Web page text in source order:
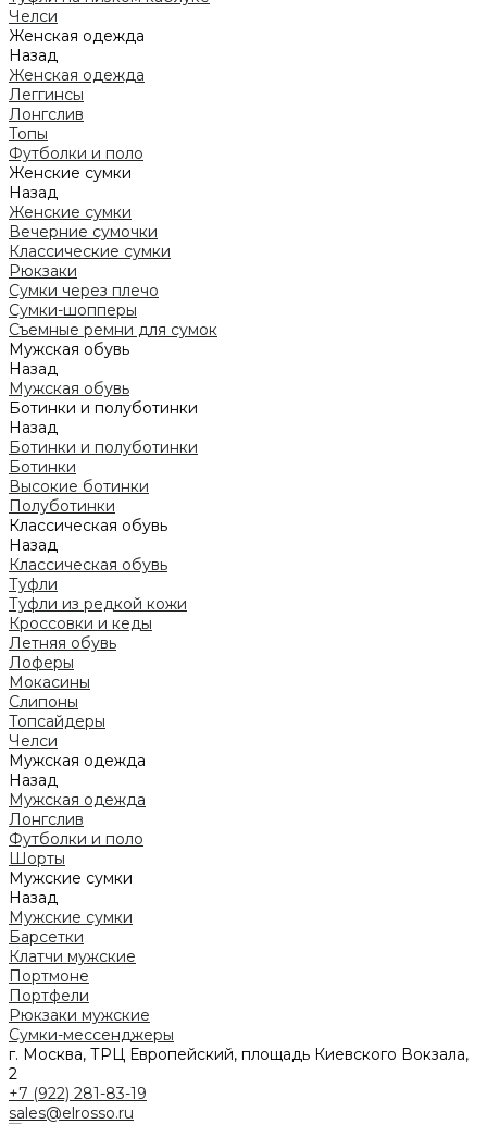
Челси
Женская одежда
Назад
Женская одежда
Леггинсы
Лонгслив
Топы
Футболки и поло
Женские сумки
Назад
Женские сумки
Вечерние сумочки
Классические сумки
Рюкзаки
Сумки через плечо
Сумки-шопперы
Съемные ремни для сумок
Мужская обувь
Назад
Мужская обувь
Ботинки и полуботинки
Назад
Ботинки и полуботинки
Ботинки
Высокие ботинки
Полуботинки
Классическая обувь
Назад
Классическая обувь
Туфли
Туфли из редкой кожи
Кроссовки и кеды
Летняя обувь
Лоферы
Мокасины
Слипоны
Топсайдеры
Челси
Мужская одежда
Назад
Мужская одежда
Лонгслив
Футболки и поло
Шорты
Мужские сумки
Назад
Мужские сумки
Барсетки
Клатчи мужские
Портмоне
Портфели
Рюкзаки мужские
Сумки-мессенджеры
г. Москва, ТРЦ Европейский, площадь Киевского Вокзала,
2
+7 (922) 281-83-19
sales@elrosso.ru